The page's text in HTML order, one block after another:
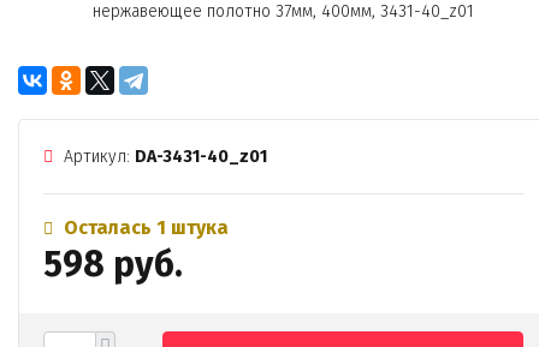
Артикул: DA-3431-40_z01
Осталась 1 штука
598 руб.